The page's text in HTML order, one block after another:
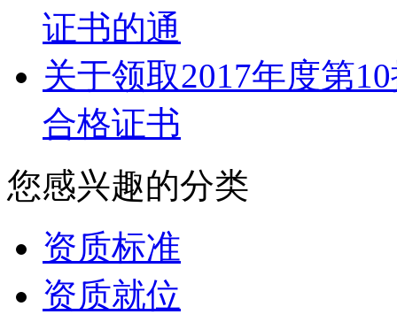
证书的通
关于领取2017年度第
合格证书
您感兴趣的分类
资质标准
资质就位